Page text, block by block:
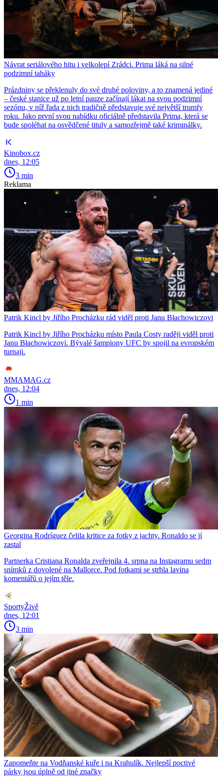
Návrat seriálového hitu i velkolepí Zrádci. Prima láká na silné
podzimní taháky
Prázdniny se překlenuly do své druhé poloviny, a to znamená jediné
– české stanice už po letní pauze začínají lákat na svou podzimní
sezónu, v níž řada z nich tradičně představuje své největší trumfy
roku. Jako první svou nabídku oficiálně představila Prima, která se
bude spoléhat na osvědčené tituly a samozřejmě také kriminálky.
Kinobox.cz
dnes, 12:05
3 min
Reklama
Patrik Kincl by Jiřího Procházku rád viděl proti Janu Błachowiczovi
Patrik Kincl by Jiřího Procházku místo Paula Costy raději viděl proti
Janu Błachowiczovi. Bývalé šampiony UFC by spojil na evropském
turnaji.
MMAMAG.cz
dnes, 12:04
1 min
Georgina Rodríguez čelila kritice za fotky z jachty. Ronaldo se jí
zastal
Partnerka Cristiana Ronalda zveřejnila 4. srpna na Instagramu sedm
snímků z dovolené na Mallorce. Pod fotkami se strhla lavina
komentářů o jejím těle.
SportyŽivě
dnes, 12:01
3 min
Zapomeňte na Vodňanské kuře i na Krahulík. Nejlepší poctivé
párky jsou úplně od jiné značky